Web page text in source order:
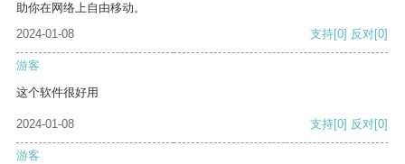
助你在网络上自由移动。
2024-01-08
支持[0] 反对[0]
游客
这个软件很好用
2024-01-08 支持[0] 反对[0]
游客